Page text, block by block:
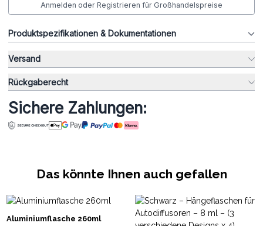
Anmelden oder Registrieren für Großhandelspreise
Produktspezifikationen & Dokumentationen
Versand
Rückgaberecht
Sichere Zahlungen:
Das könnte Ihnen auch gefallen
Aluminiumflasche 260ml